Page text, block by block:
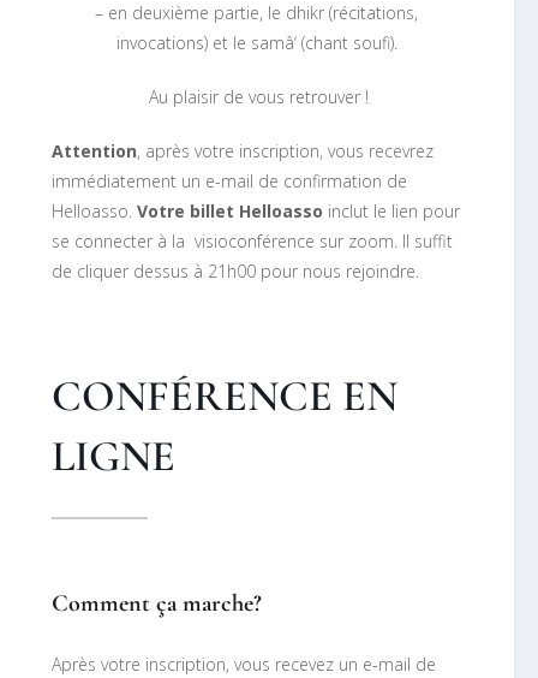
– en deuxième partie, le dhikr (récitations,
invocations) et le samâ‘ (chant soufi).
Au plaisir de vous retrouver !
Attention, après votre inscription, vous recevrez
immédiatement un e-mail de confirmation de
Helloasso. Votre billet Helloasso inclut le lien pour
se connecter à la visioconférence sur zoom. Il suffit
de cliquer dessus à 21h00 pour nous rejoindre.
CONFÉRENCE EN
LIGNE
Comment ça marche?
Après votre inscription, vous recevez un e-mail de